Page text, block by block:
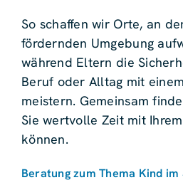
So schaffen wir Orte, an
fördernden Umgebung
während Eltern die
Beruf oder Alltag mit
meistern. Gemeinsam
Sie wertvolle Zeit mit
können.
Beratung zum Thema Kind im